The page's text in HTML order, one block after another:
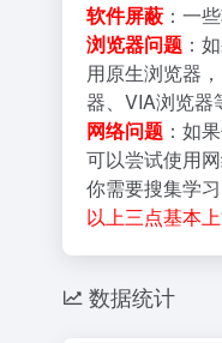
软件屏蔽 ：一
浏览器问题 ：
用原生浏览器
器、VIA浏览器
网络问题 ：如
可以尝试使用
你需要搜集学
以上三点基本
数据统计